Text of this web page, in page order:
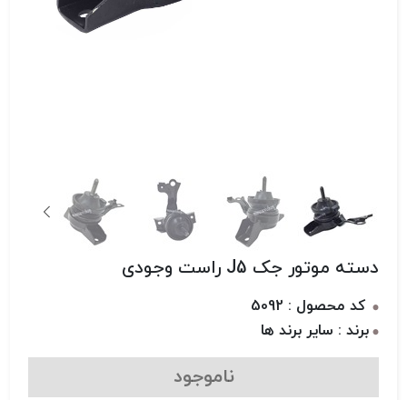
دسته موتور جک J5 راست وجودی
کد محصول : 5092
برند : سایر برند ها
ناموجود